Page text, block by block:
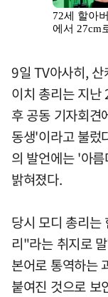
9일 TV아사히,
이치 총리는 지난
후 공동 기자회견
동생'이라고 불렀
의 발언에는 '아
밝혀졌다.
당시 모디 총리는
리"라는 취지로
본어로 통역하는
붙여진 것으로 보